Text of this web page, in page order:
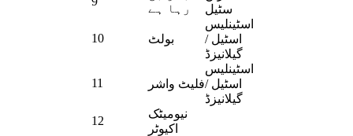
رہا ہے
سٹیل
10 بولٹ
اسٹینلیس
اسٹیل /
گیلانیزڈ
11 فلیٹ واشر
اسٹینلیس
اسٹیل /
گیلانیزڈ
12
نیومیٹک
اکیوٹر